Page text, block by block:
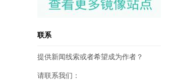
联系
提供新闻线索或者希望成为作者？
请联系我们：